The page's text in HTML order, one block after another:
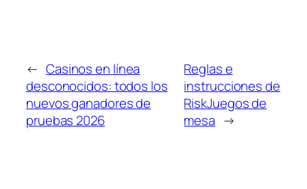
← Casinos en línea
desconocidos: todos los
nuevos ganadores de
pruebas 2026
Reglas e
instrucciones de
RiskJuegos de
mesa →